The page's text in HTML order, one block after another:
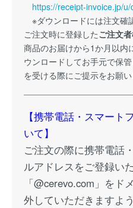
https://receipt-invoice.jp/
※ダウンロードには注文確
ご注文時に登録したご注文
商品のお届けから1か月以内
ウンロードしてお手元で保
を受ける際にご提示をお願い
【携帯電話・スマート
いて】
ご注文の際に携帯電話
ルアドレスをご登録い
「@cerevo.com」をド
外していただきますよ